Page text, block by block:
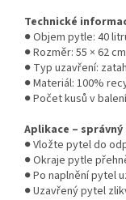
Technické
● Objem pytle: 40
● Rozměr: 55 × 62 cm
● Typ uzavření:
● Materiál: 100%
● Počet kusů v
Aplikace –
● Vložte pytel do
● Okraje pytle
● Po naplnění pytel
● Uzavřený pytel